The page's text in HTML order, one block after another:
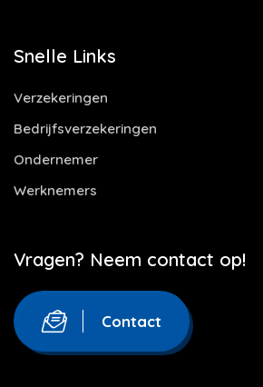
Snelle Links
Verzekeringen
Bedrijfsverzekeringen
Ondernemer
Werknemers
Vragen? Neem contact op!
Contact